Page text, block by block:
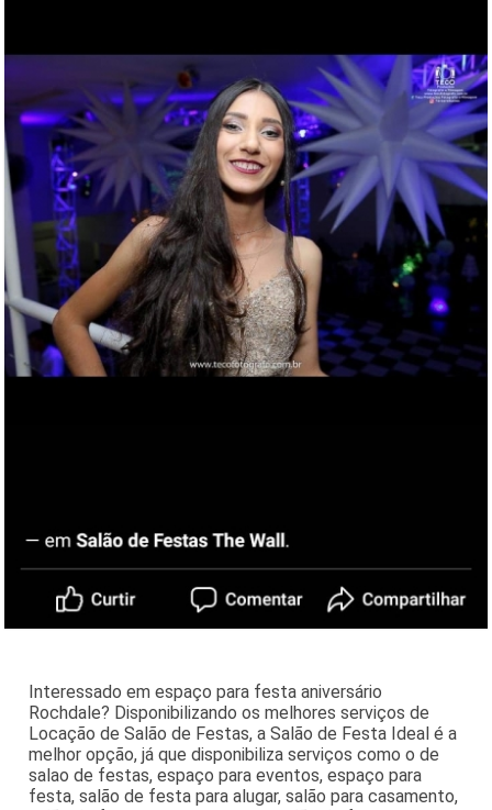
Interessado em espaço para festa aniversário
Rochdale? Disponibilizando os melhores serviços de
Locação de Salão de Festas, a Salão de Festa Ideal é a
melhor opção, já que disponibiliza serviços como o de
salao de festas, espaço para eventos, espaço para
festa, salão de festa para alugar, salão para casamento,